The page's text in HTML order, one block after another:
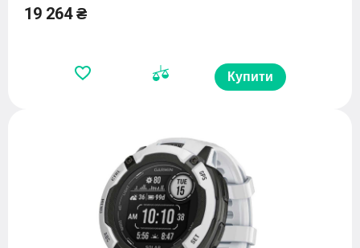
19 264 ₴
Купити